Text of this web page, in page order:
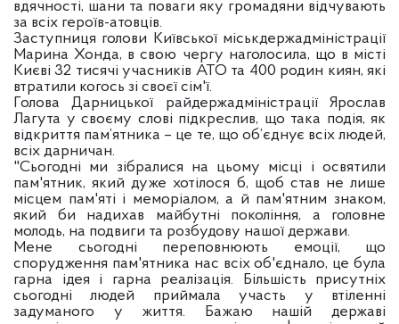
вдячності, шани та поваги яку громадяни відчувають
за всіх героїв-атовців.
Заступниця голови Київської міськдержадміністрації
Марина Хонда, в свою чергу наголосила, що в місті
Києві 32 тисячі учасників АТО та 400 родин киян, які
втратили когось зі своєї сім'ї.
Голова Дарницької райдержадміністрації Ярослав
Лагута у своєму слові підкреслив, що така подія, як
відкриття пам’ятника – це те, що об’єднує всіх людей,
всіх дарничан.
"Сьогодні ми зібралися на цьому місці і освятили
пам'ятник, який дуже хотілося б, щоб став не лише
місцем пам'яті і меморіалом, а й пам'ятним знаком,
який би надихав майбутні покоління, а головне
молодь, на подвиги та розбудову нашої держави.
Мене сьогодні переповнюють емоції, що
спорудження пам'ятника нас всіх об'єднало, це була
гарна ідея і гарна реалізація. Більшість присутніх
сьогодні людей приймала участь у втіленні
задуманого у життя. Бажаю нашій державі